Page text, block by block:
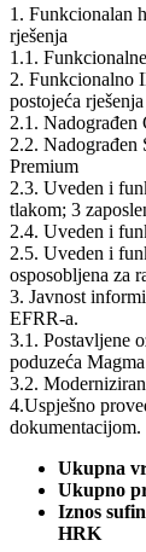
1. Funkcionalan
rješenja
1.1.
2. Funkcionalno
postojeća rješenja
2.1. Nadograđen
2.2.
Premium
2.3. Uveden i
tlakom; 3
2.4. Uveden i
2.5. Uveden i
osposobljena za
3. Javnost
EFRR-a.
3.1. Postavljene
poduzeća
3.2.
4.Uspješno
dokumentacijom.
Ukupna
Ukupno
Iznos
HRK